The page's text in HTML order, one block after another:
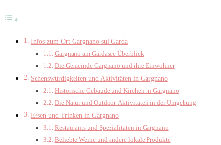
Infos zum Ort Gargnano sul Garda
Gargnano am Gardasee Überblick
Die Gemeinde Gargnano und ihre Einwohner
Sehenswürdigkeiten und Aktivitäten in Gargnano
Historische Gebäude und Kirchen in Gargnano
Die Natur und Outdoor-Aktivitäten in der Umgebung
Essen und Trinken in Gargnano
Restaurants und Spezialitäten in Gargnano
Beliebte Weine und andere lokale Produkte